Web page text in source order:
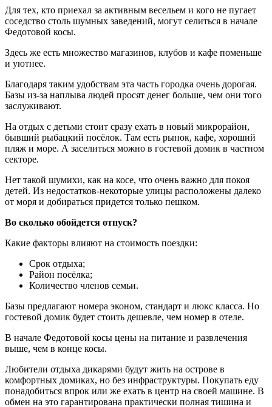
Для тех, кто приехал за активным весельем и кого не пугает
соседство столь шумных заведений, могут селиться в начале
Федотовой косы.
Здесь же есть множество магазинов, клубов и кафе поменьше
и уютнее.
Благодаря таким удобствам эта часть городка очень дорогая.
Базы из-за наплыва людей просят денег больше, чем они того
заслуживают.
На отдых с детьми стоит сразу ехать в новый микрорайон,
бывший рыбацкий посёлок. Там есть рынок, кафе, хороший
пляж и море. А заселиться можно в гостевой домик в частном
секторе.
Нет такой шумихи, как на косе, что очень важно для покоя
детей. Из недостатков-некоторые улицы расположены далеко
от моря и добираться придется только пешком.
Во сколько обойдется отпуск?
Какие факторы влияют на стоимость поездки:
Срок отдыха;
Район посёлка;
Количество членов семьи.
Базы предлагают номера эконом, стандарт и люкс класса. Но
гостевой домик будет стоить дешевле, чем номер в отеле.
В начале Федотовой косы цены на питание и развлечения
выше, чем в конце косы.
Любители отдыха дикарями будут жить на острове в
комфортных домиках, но без инфраструктуры. Покупать еду
понадобиться впрок или же ехать в центр на своей машине. В
обмен на это гарантирована практически полная тишина и